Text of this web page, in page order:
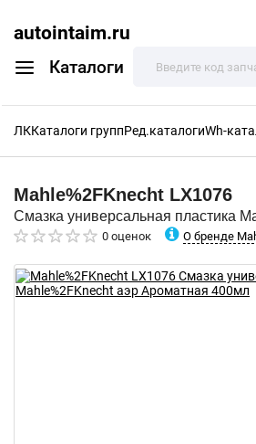
autointaim.ru
Каталоги
ЛККаталоги группРед.каталогиWh-
Mahle%2FKnecht LX1076
Смазка универсальная пластика
0 оценок О бренде